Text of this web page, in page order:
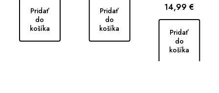
Pridať
do
košíka
Pridať
do
košíka
Cena
14,99 €
Pridať
do
košíka